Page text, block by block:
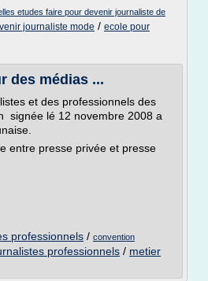
etudes faire pour devenir journaliste de
journaliste mode / ecole pour
des médias ...
et des professionnels des
signée lé 12 novembre 2008 a
entre presse privée et presse
professionnels / convention
professionnels / metier